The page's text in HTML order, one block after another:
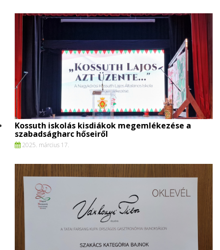
Kossuth iskolás kisdiákok megemlékezése a
szabadságharc hőseiről
2025. március 17.